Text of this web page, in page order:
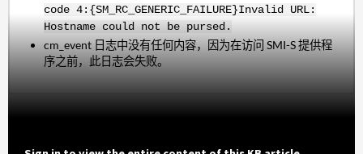
code 4:{SM_RC_GENERIC_FAILURE}Invalid URL:
Hostname could not be pursed.
cm_event 日志中没有任何内容，因为在访问 SMI-S 提供程
序之前，此日志会失败。